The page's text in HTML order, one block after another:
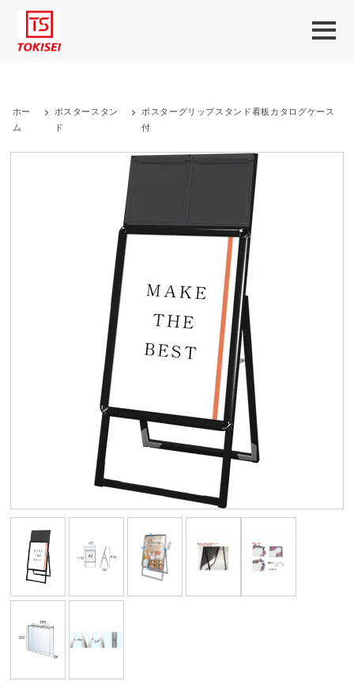
ホー
ム
> ポスタースタン
ド
> ポスターグリップスタンド看板カタログケース
付